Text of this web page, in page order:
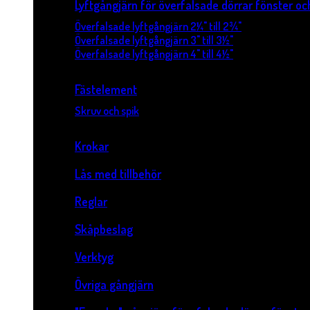
Lyftgångjärn för överfalsade dörrar fönster
Överfalsade lyftgångjärn 2¼" till 2¾"
Överfalsade lyftgångjärn 3" till 3½"
Överfalsade lyftgångjärn 4" till 4½"
Fästelement
Skruv och spik
Krokar
Lås med tillbehör
Reglar
Skåpbeslag
Verktyg
Övriga gångjärn